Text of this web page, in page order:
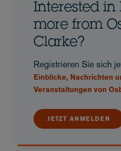
Interested in
more from
Clarke?
Registrieren Sie sich
Einblicke, Nachrichten
Veranstaltungen von
JETZT ANMELDEN